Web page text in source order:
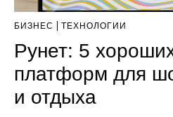
БИЗНЕС ТЕХНОЛОГИИ
Рунет: 5
платформ для
и отдыха